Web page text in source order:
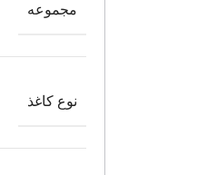
مجموعه
نوع کاغذ